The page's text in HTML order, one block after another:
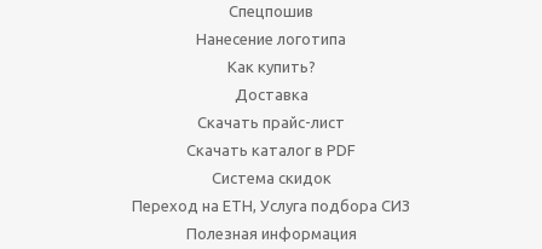
Спецпошив
Нанесение логотипа
Как купить?
Доставка
Скачать прайс-лист
Скачать каталог в PDF
Система скидок
Переход на ЕТН, Услуга подбора СИЗ
Полезная информация